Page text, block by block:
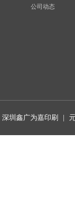
公司动态
深圳鑫广为嘉印刷